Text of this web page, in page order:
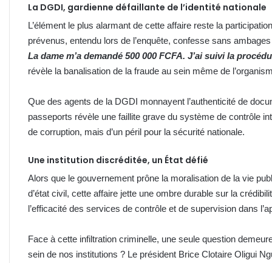
La DGDI, gardienne défaillante de l’identité nationale
L’élément le plus alarmant de cette affaire reste la
prévenus, entendu lors de l’enquête, confesse sans
La dame m’a demandé 500 000 FCFA. J’ai suivi la
révèle la banalisation de la fraude au sein même de
Que des agents de la DGDI monnayent l’authenticité de
passeports révèle une faillite grave du système de contrôle
de corruption, mais d’un péril pour la sécurité nationale.
Une institution discréditée, un État défié
Alors que le gouvernement prône la moralisation de la vie
d’état civil, cette affaire jette une ombre durable sur la
l’efficacité des services de contrôle et de supervision dans
Face à cette infiltration criminelle, une seule question
sein de nos institutions ? Le président Brice Clotaire Oligui